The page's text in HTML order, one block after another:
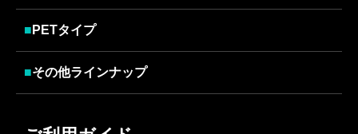
■ PETタイプ
■その他ラインナップ